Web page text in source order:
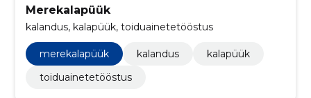
Merekalapüük
kalandus, kalapüük, toiduainetetööstus
merekalapüük kalandus
kalapüük
toiduainetetööstus